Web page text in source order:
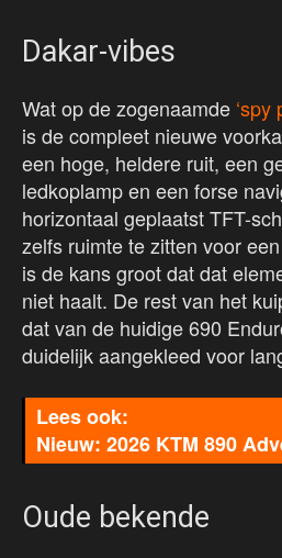
Dakar-vibes
Wat op de zogenaamde ‘spy
is de compleet nieuwe
een hoge, heldere ruit, een
ledkoplamp en een forse
horizontaal geplaatst TFT-
zelfs ruimte te zitten voor
is de kans groot dat dat
niet haalt. De rest van het
dat van de huidige 690
duidelijk aangekleed voor
Nieuw: 2026 KTM 890
Oude bekende